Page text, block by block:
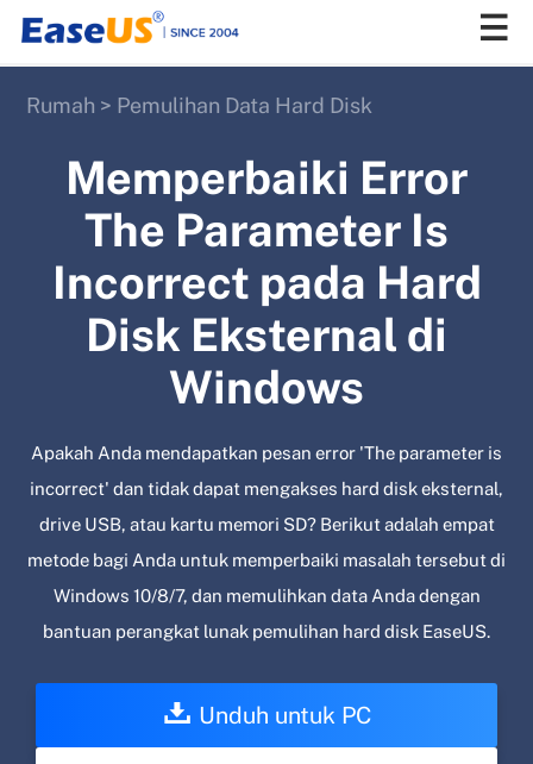
Rumah > Pemulihan Data Hard Disk
Memperbaiki Error
The Parameter Is
Incorrect pada Hard
Disk Eksternal di
Windows
Apakah Anda mendapatkan pesan error 'The parameter is
incorrect' dan tidak dapat mengakses hard disk eksternal,
drive USB, atau kartu memori SD? Berikut adalah empat
metode bagi Anda untuk memperbaiki masalah tersebut di
Windows 10/8/7, dan memulihkan data Anda dengan
bantuan perangkat lunak pemulihan hard disk EaseUS.
Unduh untuk PC